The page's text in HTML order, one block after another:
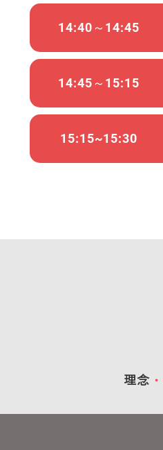
14:40～14:45
14:45～15:15
15:15~15:30
理念